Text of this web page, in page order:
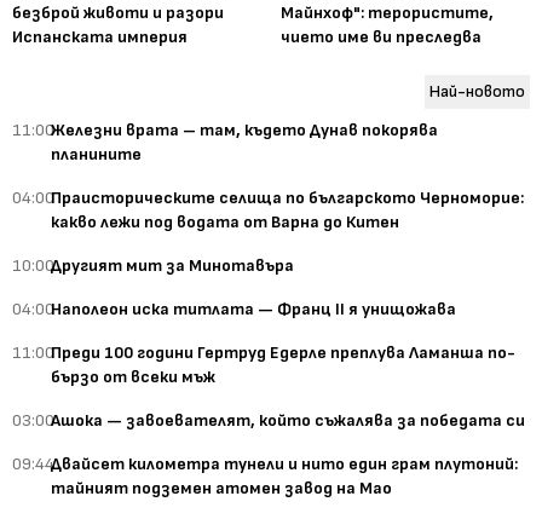
безброй животи и разори
Испанската империя
Майнхоф": терористите,
чието име ви преследва
Най-новото
11:00Железни врата – там, където Дунав покорява
планините
04:00Праисторическите селища по българското Черноморие:
какво лежи под водата от Варна до Китен
10:00Другият мит за Минотавъра
04:00Наполеон иска титлата — Франц II я унищожава
11:00Преди 100 години Гертруд Едерле преплува Ламанша по-
бързо от всеки мъж
03:00Ашока — завоевателят, който съжалява за победата си
09:44Двайсет километра тунели и нито един грам плутоний:
тайният подземен атомен завод на Мао